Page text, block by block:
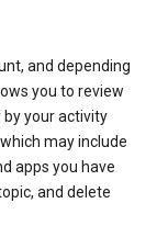
and depending
you to review
your activity
may include
apps you have
and delete